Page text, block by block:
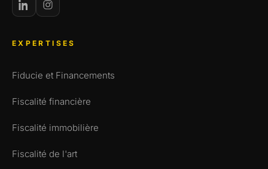
EXPERTISES
Fiducie et Financements
Fiscalité financière
Fiscalité immobilière
Fiscalité de l'art